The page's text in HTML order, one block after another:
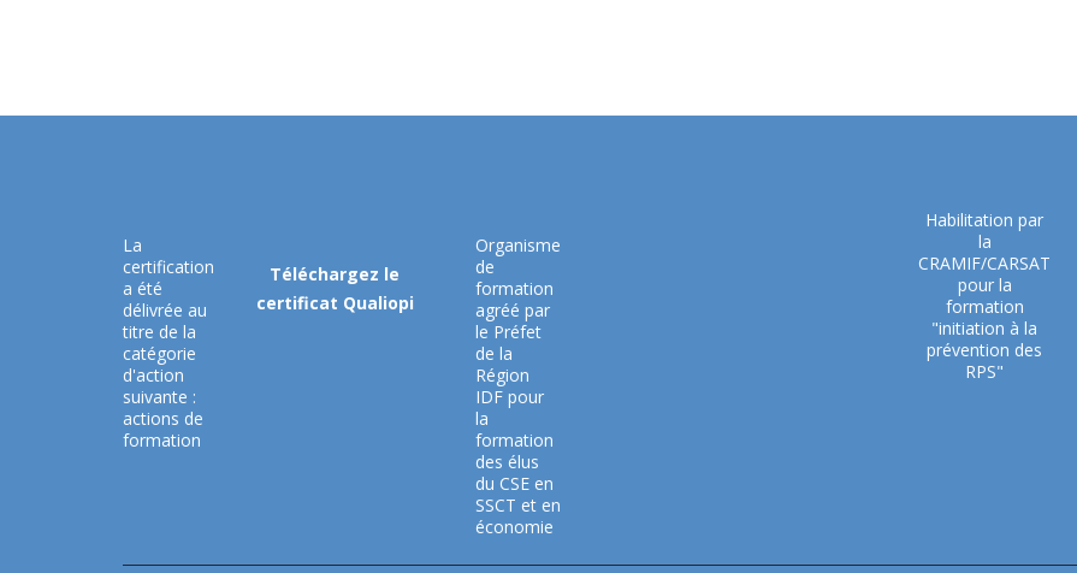
La
certification
a été
délivrée au
titre de la
catégorie
d'action
suivante :
actions de
formation
Téléchargez le
certificat Qualiopi
Organisme
de
formation
agréé par
le Préfet
de la
Région
IDF pour
la
formation
des élus
du CSE en
SSCT et en
économie
Habilitation par
la
CRAMIF/CARSAT
pour la
formation
"initiation à la
prévention des
RPS"